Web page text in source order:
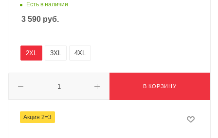
Есть в наличии
3 590 руб.
В КОРЗИНУ
2XL 3XL 4XL
Акция 2=3